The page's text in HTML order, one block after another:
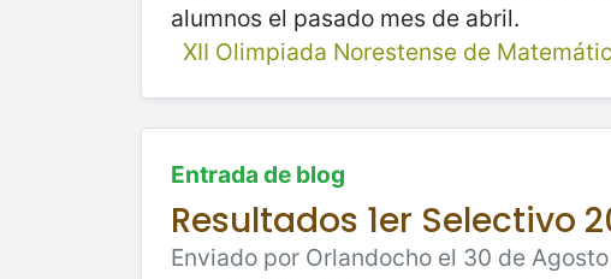
alumnos el pasado mes de abril.
XII Olimpiada Norestense de
Entrada de blog
Resultados 1er Selectivo
Enviado por Orlandocho el 30 de